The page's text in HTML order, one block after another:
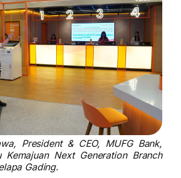
President & CEO, MUFG Bank,
Kemajuan Next Generation Branch
Gading.